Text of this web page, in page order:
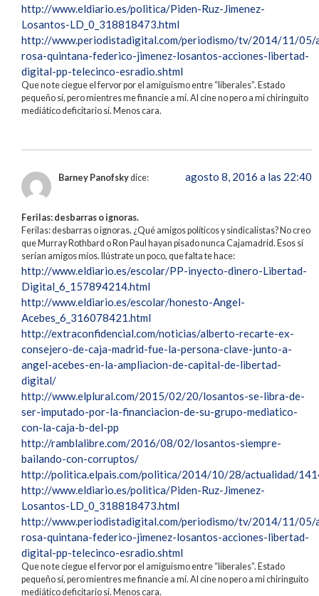
http://www.eldiario.es/politica/Piden-Ruz-Jimenez-
Losantos-LD_0_318818473.html
http://www.periodistadigital.com/periodismo/tv/2014/11/05/
rosa-quintana-federico-jimenez-losantos-acciones-libertad-
digital-pp-telecinco-esradio.shtml
Que no te ciegue el fervor por el amiguismo entre “liberales”. Estado
pequeño sí, pero mientres me financie a mí. Al cine no pero a mi chiringuito
mediático deficitario sí. Menos cara.
Barney Panofskydice: agosto 8, 2016 a las 22:40
Ferilas: desbarras o ignoras.
Ferilas: desbarras o ignoras. ¿Qué amigos políticos y sindicalistas? No creo
que Murray Rothbard o Ron Paul hayan pisado nunca Cajamadrid. Esos sí
serían amigos míos. Ilústrate un poco, que falta te hace:
http://www.eldiario.es/escolar/PP-inyecto-dinero-Libertad-
Digital_6_157894214.html
http://www.eldiario.es/escolar/honesto-Angel-
Acebes_6_316078421.html
http://extraconfidencial.com/noticias/alberto-recarte-ex-
consejero-de-caja-madrid-fue-la-persona-clave-junto-a-
angel-acebes-en-la-ampliacion-de-capital-de-libertad-
digital/
http://www.elplural.com/2015/02/20/losantos-se-libra-de-
ser-imputado-por-la-financiacion-de-su-grupo-mediatico-
con-la-caja-b-del-pp
http://ramblalibre.com/2016/08/02/losantos-siempre-
bailando-con-corruptos/
http://politica.elpais.com/politica/2014/10/28/actualidad/
http://www.eldiario.es/politica/Piden-Ruz-Jimenez-
Losantos-LD_0_318818473.html
http://www.periodistadigital.com/periodismo/tv/2014/11/05/
rosa-quintana-federico-jimenez-losantos-acciones-libertad-
digital-pp-telecinco-esradio.shtml
Que no te ciegue el fervor por el amiguismo entre “liberales”. Estado
pequeño sí, pero mientres me financie a mí. Al cine no pero a mi chiringuito
mediático deficitario sí. Menos cara.